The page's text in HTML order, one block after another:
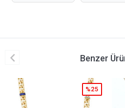
Benzer
%15